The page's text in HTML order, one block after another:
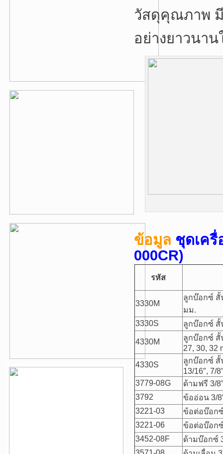
วัสดุคุณภาพ
อย่างยาวนา
ข้อมูล ชุดเครื่
000CR)
รหัส
3330M
ลูกบ๊อกซ์ สั้
มม.
3330S
ลูกบ๊อกซ์ สั้น
4330M
ลูกบ๊อกซ์ สั้
27, 30, 32
4330S
ลูกบ๊อกซ์ สั้น
13/16″, 7/
3779-08G
ด้ามฟรี 3/
3792
ข้ออ่อน 3/
3221-03
ข้อต่อบ๊อกซ์
3221-06
ข้อต่อบ๊อกซ์
3452-08F
ด้ามบ๊อกซ์